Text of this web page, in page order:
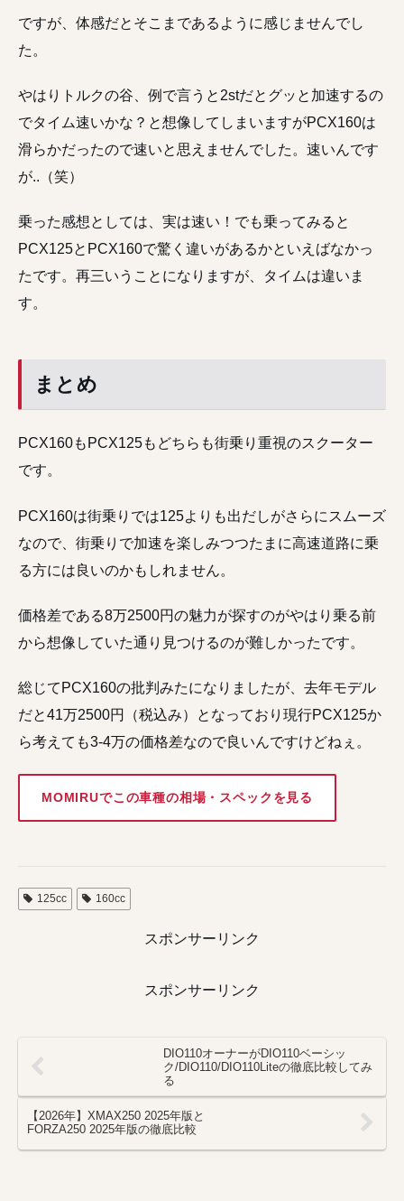
ですが、体感だとそこまであるように感じませんでし
た。
やはりトルクの谷、例で言うと2stだとグッと加速するの
でタイム速いかな？と想像してしまいますがPCX160は
滑らかだったので速いと思えませんでした。速いんです
が..（笑）
乗った感想としては、実は速い！でも乗ってみると
PCX125とPCX160で驚く違いがあるかといえばなかっ
たです。再三いうことになりますが、タイムは違いま
す。
まとめ
PCX160もPCX125もどちらも街乗り重視のスクーター
です。
PCX160は街乗りでは125よりも出だしがさらにスムーズ
なので、街乗りで加速を楽しみつつたまに高速道路に乗
る方には良いのかもしれません。
価格差である8万2500円の魅力が探すのがやはり乗る前
から想像していた通り見つけるのが難しかったです。
総じてPCX160の批判みたになりましたが、去年モデル
だと41万2500円（税込み）となっており現行PCX125か
ら考えても3-4万の価格差なので良いんですけどねぇ。
MOMIRUでこの車種の相場・スペックを見る
125cc 160cc
スポンサーリンク
スポンサーリンク
DIO110オーナーがDIO110ベーシッ
ク/DIO110/DIO110Liteの徹底比較してみ
る
【2026年】XMAX250 2025年版と
FORZA250 2025年版の徹底比較